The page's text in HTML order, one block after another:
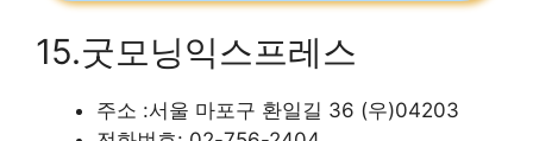
15.굿모닝익스프레스
주소 :서울 마포구 환일길 36 (우)04203